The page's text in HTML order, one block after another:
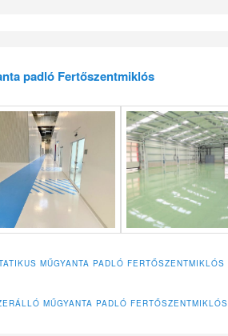
padló Fertőszentmiklós
MŰGYANTA PADLÓ FERTŐSZENTMIKLÓS
MŰGYANTA PADLÓ FERTŐSZENTMIKLÓS